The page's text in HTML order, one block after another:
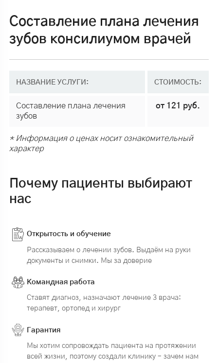
Составление плана лечения
зубов консилиумом врачей
НАЗВАНИЕ УСЛУГИ: СТОИМОСТЬ:
Составление плана лечения
зубов
от 121 руб.
* Информация о ценах носит ознакомительный
характер
Почему пациенты выбирают
нас
Открытость и обучение
Рассказываем о лечении зубов. Выдаём на руки
документы и снимки. Мы за доверие
Командная работа
Ставят диагноз, назначают лечение 3 врача:
терапевт, ортопед и хирург
Гарантия
Мы хотим сопровождать пациента на протяжении
всей жизни, поэтому создали клинику – зачем нам